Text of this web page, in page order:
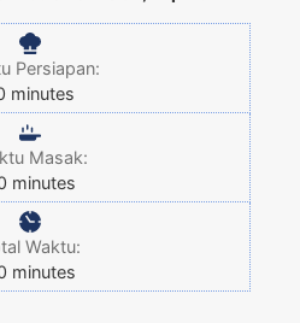
Persiapan:
minutes
Masak:
minutes
Waktu:
minutes